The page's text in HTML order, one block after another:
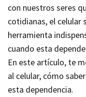
con nuestros seres
cotidianas, el celular
herramienta
cuando esta
En este artículo, te
al celular, cómo
esta dependencia.